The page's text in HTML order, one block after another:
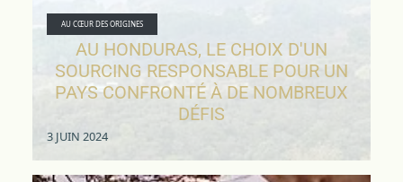
AU CŒUR DES ORIGINES
AU HONDURAS, LE CHOIX D'UN
SOURCING RESPONSABLE POUR UN
PAYS CONFRONTÉ À DE NOMBREUX
DÉFIS
3 JUIN 2024